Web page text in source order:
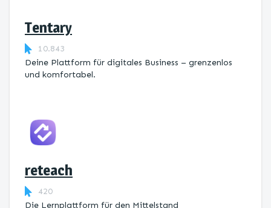
Tentary
10.843
Deine Plattform für digitales Business – grenzenlos
und komfortabel.
reteach
420
Die Lernplattform ​für den Mittelstand